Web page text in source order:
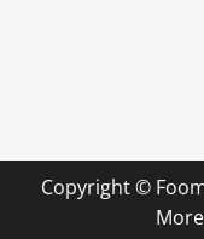
Copyright ©